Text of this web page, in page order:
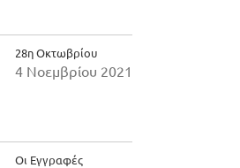
28η Οκτωβρίου
4 Νοεμβρίου 2021
Οι Εγγραφές